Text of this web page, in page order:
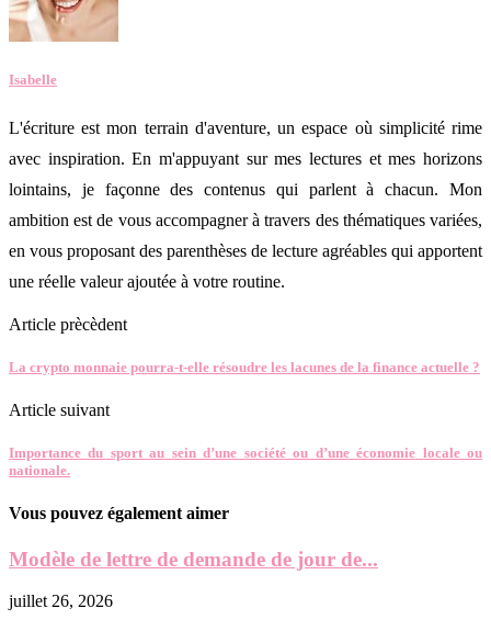
Isabelle
L'écriture est mon terrain d'aventure, un espace où simplicité rime
avec inspiration. En m'appuyant sur mes lectures et mes horizons
lointains, je façonne des contenus qui parlent à chacun. Mon
ambition est de vous accompagner à travers des thématiques variées,
en vous proposant des parenthèses de lecture agréables qui apportent
une réelle valeur ajoutée à votre routine.
Article prècèdent
La crypto monnaie pourra-t-elle résoudre les lacunes de la finance actuelle ?
Article suivant
Importance du sport au sein d’une société ou d’une économie locale ou
nationale.
Vous pouvez également aimer
Modèle de lettre de demande de jour de...
juillet 26, 2026